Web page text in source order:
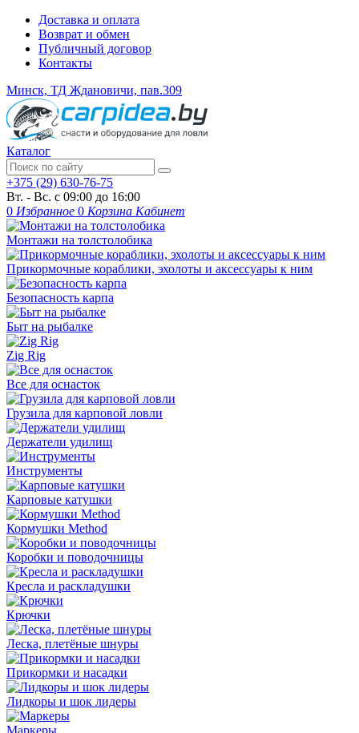
Доставка и оплата
Возврат и обмен
Публичный договор
Контакты
Минск, ТД Ждановичи, пав.309
Каталог
+375 (29) 630-76-75
Вт. - Вс. с 09:00 до 16:00
0 Избранное 0 Корзина Кабинет
Монтажи на толстолобика
Прикормочные кораблики, эхолоты и аксессуары к ним
Безопасность карпа
Быт на рыбалке
Zig Rig
Все для оснасток
Грузила для карповой ловли
Держатели удилищ
Инструменты
Карповые катушки
Кормушки Method
Коробки и поводочницы
Кресла и раскладушки
Крючки
Леска, плетёные шнуры
Прикормки и насадки
Лидкоры и шок лидеры
Маркеры